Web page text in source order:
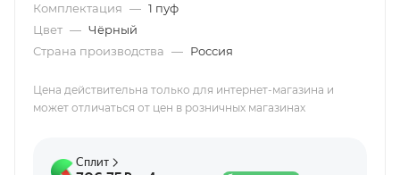
Комплектация — 1 пуф
Цвет — Чёрный
Страна производства — Россия
Цена действительна только для интернет-магазина и
может отличаться от цен в розничных магазинах